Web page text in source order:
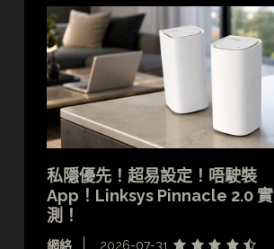
私隱優先！超易設定！唔駛裝
App！Linksys Pinnacle 2.0 實
測！
網絡 2026-07-31